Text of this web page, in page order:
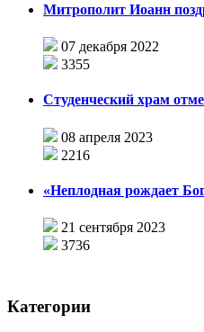
Митрополит Иоанн
07 декабря 2022
3355
Студенческий храм
08 апреля 2023
2216
«Неплодная рождает
21 сентября 2023
3736
Категории